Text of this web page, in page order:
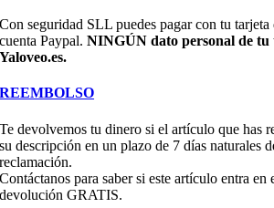
Con seguridad SLL puedes pagar con tu
cuenta Paypal.NINGÚN dato personal de tu
Yaloveo.es.
REEMBOLSO
Te devolvemos tu dinero si el artículo que has
su descripción en un plazo de 7 días naturales
reclamación.
Contáctanos para saber si este artículo entra en
devolución GRATIS.